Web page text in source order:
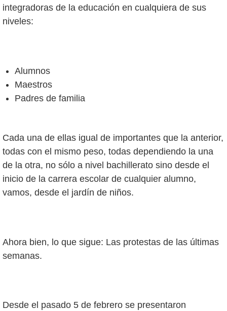
integradoras de la educación en cualquiera de sus
niveles:
Alumnos
Maestros
Padres de familia
Cada una de ellas igual de importantes que la anterior,
todas con el mismo peso, todas dependiendo la una
de la otra, no sólo a nivel bachillerato sino desde el
inicio de la carrera escolar de cualquier alumno,
vamos, desde el jardín de niños.
Ahora bien, lo que sigue: Las protestas de las últimas
semanas.
Desde el pasado 5 de febrero se presentaron